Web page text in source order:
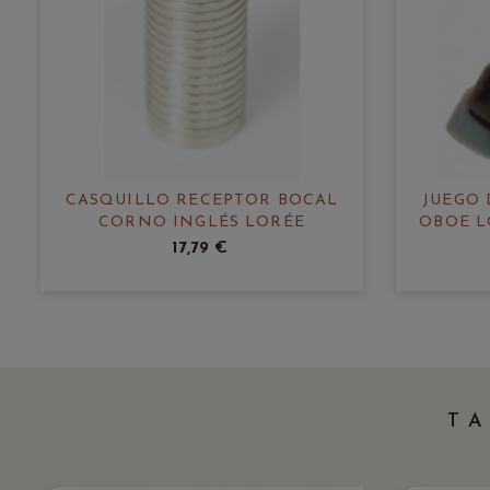
CASQUILLO RECEPTOR BOCAL
CORNO INGLÉS LORÉE
17,79 €
JUEGO
OBOE